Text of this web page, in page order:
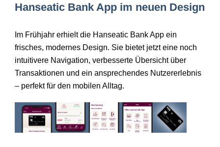
Hanseatic Bank App im neuen Design
Im Frühjahr erhielt die Hanseatic Bank App ein
frisches, modernes Design. Sie bietet jetzt eine noch
intuitivere Navigation, verbesserte Übersicht über
Transaktionen und ein ansprechendes Nutzererlebnis
– perfekt für den mobilen Alltag.